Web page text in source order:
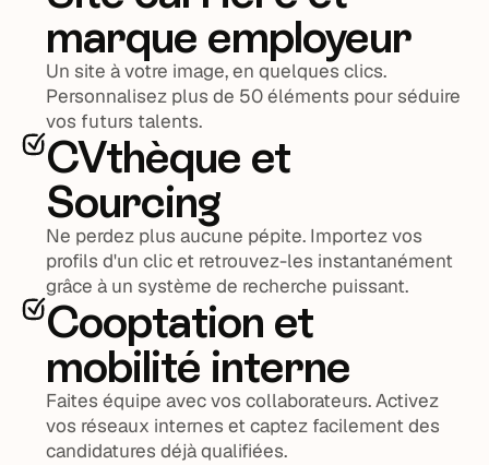
marque employeur
Un site à votre image, en quelques clics.
Personnalisez plus de 50 éléments pour séduire
vos futurs talents.
CVthèque et
Sourcing
Ne perdez plus aucune pépite. Importez vos
profils d'un clic et retrouvez-les instantanément
grâce à un système de recherche puissant.
Cooptation et
mobilité interne
Faites équipe avec vos collaborateurs. Activez
vos réseaux internes et captez facilement des
candidatures déjà qualifiées.